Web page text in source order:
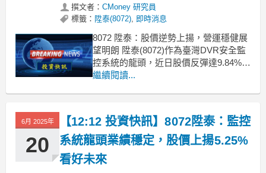
撰文者： CMoney 研究員
標籤： 陞泰(8072), 即時消息
8072 陞泰：股價逆勢上揚，營運穩健展
望明朗 陞泰(8072)作為臺灣DVR安全監
控系統的龍頭，近日股價反彈達9.84%，
報價攀升至53元。由於近期安控相關個
亦彈升至紅盤，顯示市場對其產品需求
的信心。雖然受到中東戰
繼續閱讀...
6月 2025年
20
【12:12 投資快訊】8072陞泰：監控
系統龍頭業績穩定，股價上揚5.25%
看好未來